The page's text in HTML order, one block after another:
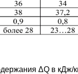
ΔQ в кДж/